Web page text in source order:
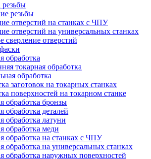
резьбы
резьбы
отверстий на станках с ЧПУ
отверстий на универсальных станках
сверление отверстий
обработка
токарная обработка
обработка
заготовок на токарных станках
поверхностей на токарном станке
обработка бронзы
обработка деталей
обработка латуни
обработка меди
обработка на станках с ЧПУ
обработка на универсальных станках
обработка наружных поверхностей